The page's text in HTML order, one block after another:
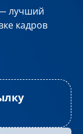
лучший
кадров